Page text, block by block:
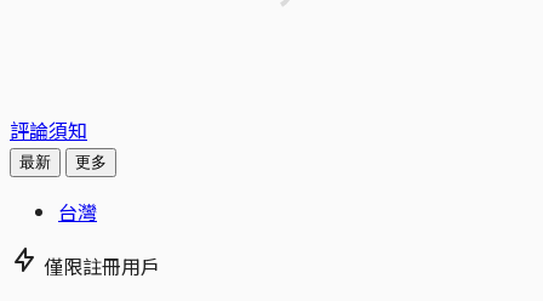
評論須知
最新 更多
台灣
僅限註冊用戶